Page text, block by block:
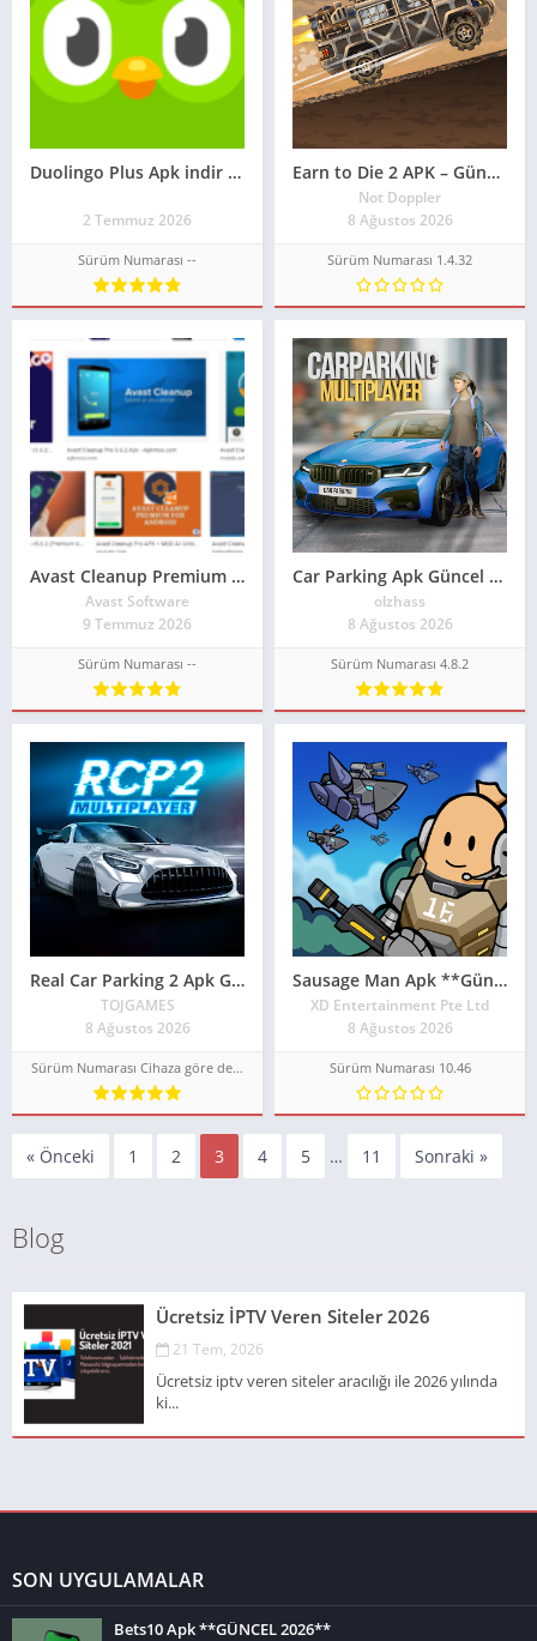
Duolingo Plus Apk indir Premium Sürüm**2026**
2 Temmuz 2026
Sürüm Numarası --
Earn to Die 2 APK – Güncel Sürüm 2026***
Not Doppler
8 Ağustos 2026
Sürüm Numarası 1.4.32
Avast Cleanup Premium Apk 2026 Güncel**
Avast Software
9 Temmuz 2026
Sürüm Numarası --
Car Parking Apk Güncel 2026**
olzhass
8 Ağustos 2026
Sürüm Numarası 4.8.2
Real Car Parking 2 Apk Güncel 2026**
TOJGAMES
8 Ağustos 2026
Sürüm Numarası Cihaza göre değişir
Sausage Man Apk **Güncel 2026**
XD Entertainment Pte Ltd
8 Ağustos 2026
Sürüm Numarası 10.46
« Önceki 1 2 3 4 5 … 11 Sonraki »
Blog
Ücretsiz İPTV Veren Siteler 2026
21 Tem, 2026
Ücretsiz iptv veren siteler aracılığı ile 2026 yılında
ki...
SON UYGULAMALAR
Bets10 Apk **GÜNCEL 2026**